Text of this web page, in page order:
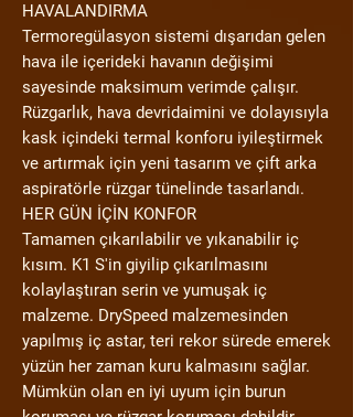
HAVALANDIRMA
Termoregülasyon sistemi dışarıdan gelen
hava ile içerideki havanın değişimi
sayesinde maksimum verimde çalışır.
Rüzgarlık, hava devridaimini ve dolayısıyla
kask içindeki termal konforu iyileştirmek
ve artırmak için yeni tasarım ve çift arka
aspiratörle rüzgar tünelinde tasarlandı.
HER GÜN İÇİN KONFOR
Tamamen çıkarılabilir ve yıkanabilir iç
kısım. K1 S'in giyilip çıkarılmasını
kolaylaştıran serin ve yumuşak iç
malzeme. DrySpeed ​​malzemesinden
yapılmış iç astar, teri rekor sürede emerek
yüzün her zaman kuru kalmasını sağlar.
Mümkün olan en iyi uyum için burun